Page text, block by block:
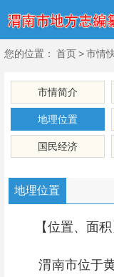
您的位置： 首页>市情
市情简介
地理位置
国民经济
地理位置
【位置、面积
渭南市位于